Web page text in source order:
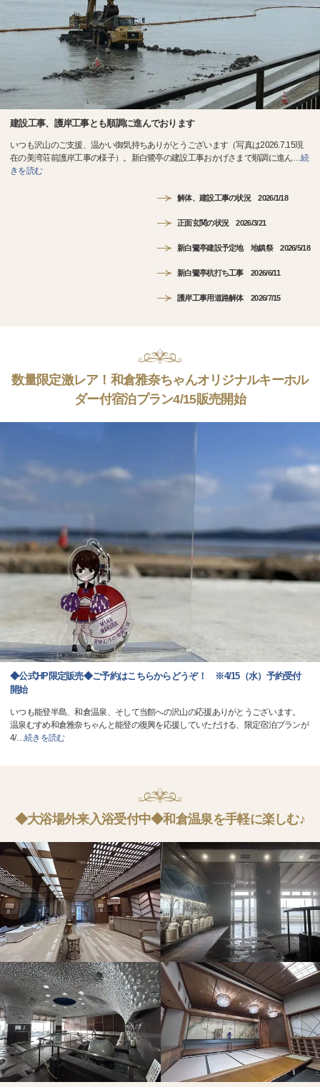
建設工事、護岸工事とも順調に進んでおります
いつも沢山のご支援、温かい御気持ちありがとうございます（写真は2026.7.15現
在の美湾荘前護岸工事の様子）。新白鷺亭の建設工事おかげさまで順調に進ん…続
きを読む
解体、建設工事の状況 2026/1/18
正面玄関の状況 2026/3/21
新白鷺亭建設予定地 地鎮祭 2026/5/18
新白鷺亭杭打ち工事 2026/6/11
護岸工事用道路解体 2026/7/15
数量限定激レア！和倉雅奈ちゃんオリジナルキーホル
ダー付宿泊プラン4/15販売開始
◆公式HP限定販売◆ご予約はこちらからどうぞ！ ※4/15（水）予約受付
開始
いつも能登半島、和倉温泉、そして当館への沢山の応援ありがとうございます。
温泉むすめ和倉雅奈ちゃんと能登の復興を応援していただける、限定宿泊プランが
4/…続きを読む
◆大浴場外来入浴受付中◆和倉温泉を手軽に楽しむ♪